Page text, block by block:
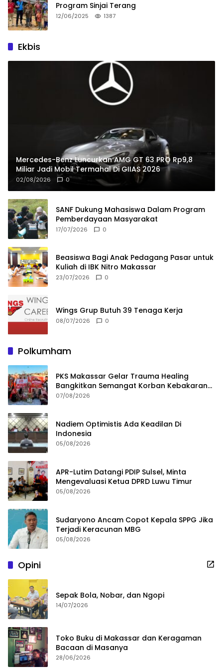
Program Sinjai Terang
12/06/2025 1387
Ekbis
Mercedes-Benz Luncurkan AMG GT 63 PRO Rp9,8
Miliar Jadi Mobil Termahal Di GIIAS 2026
02/08/2026 0
SANF Dukung Mahasiswa Dalam Program
Pemberdayaan Masyarakat
17/07/2026 0
Beasiswa Bagi Anak Pedagang Pasar untuk
Kuliah di IBK Nitro Makassar
23/07/2026 0
Wings Grup Butuh 39 Tenaga Kerja
08/07/2026 0
Polkumham
PKS Makassar Gelar Trauma Healing
Bangkitkan Semangat Korban Kebakaran
Tallo
07/08/2026
Nadiem Optimistis Ada Keadilan Di
Indonesia
05/08/2026
APR-Lutim Datangi PDIP Sulsel, Minta
Mengevaluasi Ketua DPRD Luwu Timur
05/08/2026
Sudaryono Ancam Copot Kepala SPPG Jika
Terjadi Keracunan MBG
05/08/2026
Opini
Sepak Bola, Nobar, dan Ngopi
14/07/2026
Toko Buku di Makassar dan Keragaman
Bacaan di Masanya
28/06/2026